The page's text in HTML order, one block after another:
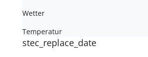
Wetter
Temperatur
stec_replace_date